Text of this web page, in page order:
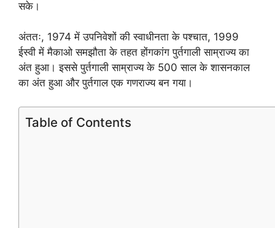
सके।
अंततः, 1974 में उपनिवेशों की स्वाधीनता के पश्चात, 1999
ईस्वी में मैकाओ समझौता के तहत होंगकांग पुर्तगाली साम्राज्य का
अंत हुआ। इससे पुर्तगाली साम्राज्य के 500 साल के शासनकाल
का अंत हुआ और पुर्तगाल एक गणराज्य बन गया।
Table of Contents